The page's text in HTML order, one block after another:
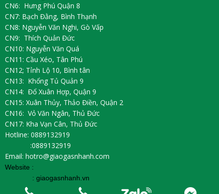
CN6: Hưng Phú Quận 8
CN7: Bạch Đằng, Bình Thạnh
CN8: Nguyễn Văn Nghi, Gò Vấp
CN9: Thích Quản Đức
CN10: Nguyễn Văn Quá
CN11: Cầu Xéo, Tân Phú
CN12; Tỉnh Lộ 10, Bình tân
CN13: Khổng Tủ Quản 9
CN14: Đổ Xuân Hợp, Quận 9
CN15: Xuân Thủy, Thảo Điền, Quận 2
CN16: Vỏ Văn Ngân, Thủ Đức
CN17: Kha Vạn Cân, Thủ Đức
Hotline: 0889132919
:0889132919
Email: hotro@giaogasnhanh.com
Website :
: giaogasnhanh.vn